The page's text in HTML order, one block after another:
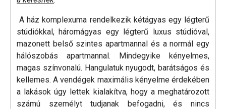
A ház komplexuma rendelkezik kétágyas egy légterű
stúdiókkal, háromágyas egy légterű luxus stúdióval,
mazonett belső szintes apartmannal és a normál egy
hálószobás apartmannal. Mindegyike kényelmes,
magas színvonalú. Hangulatuk nyugodt, barátságos és
kellemes. A vendégek maximális kényelme érdekében
a lakások úgy lettek kialakítva, hogy a meghatározott
számú személyt tudjanak befogadni, és nincs